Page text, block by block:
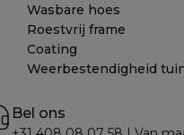
Wasbare hoes
Roestvrij frame
Coating
Weerbestendigheid
Bel ons